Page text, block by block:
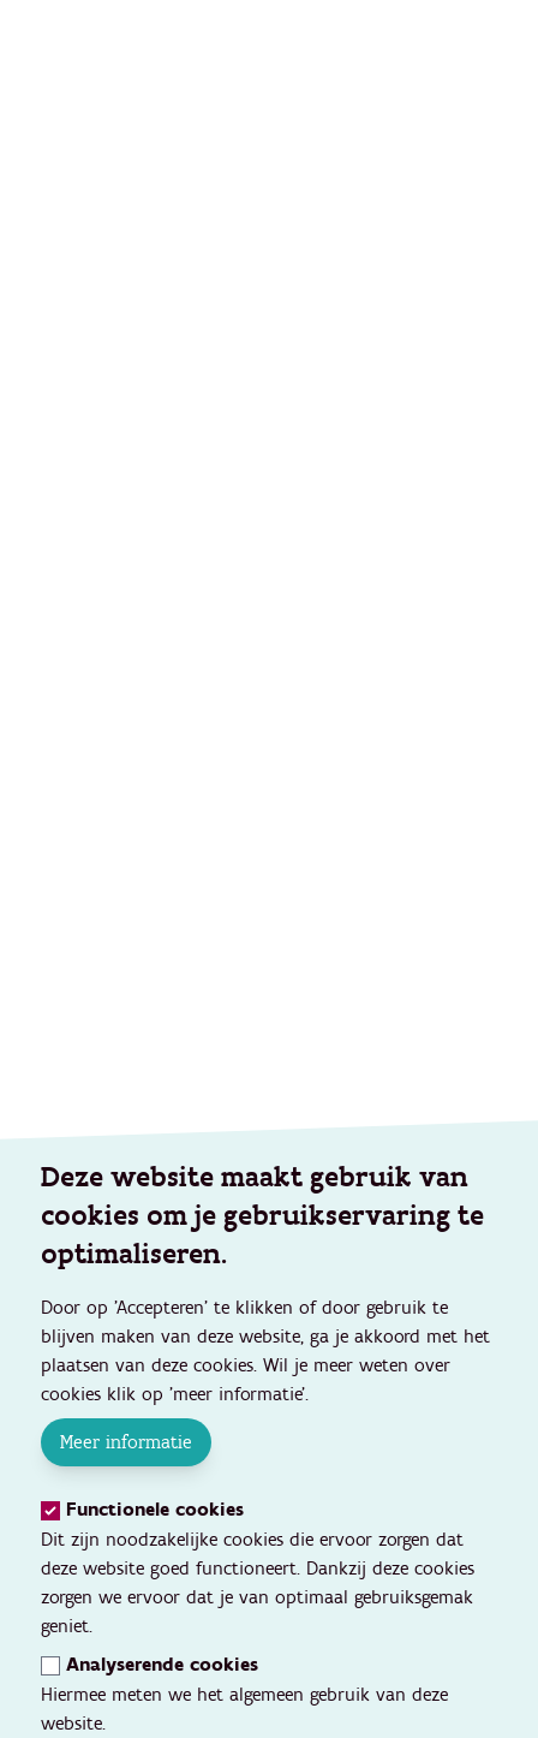
Deze website maakt gebruik van
cookies om je gebruikservaring te
optimaliseren.
Door op 'Accepteren' te klikken of door gebruik te
blijven maken van deze website, ga je akkoord met het
plaatsen van deze cookies. Wil je meer weten over
cookies klik op 'meer informatie'.
Meer informatie
Functionele cookies
Dit zijn noodzakelijke cookies die ervoor zorgen dat
deze website goed functioneert. Dankzij deze cookies
zorgen we ervoor dat je van optimaal gebruiksgemak
geniet.
Analyserende cookies
Hiermee meten we het algemeen gebruik van deze
website.